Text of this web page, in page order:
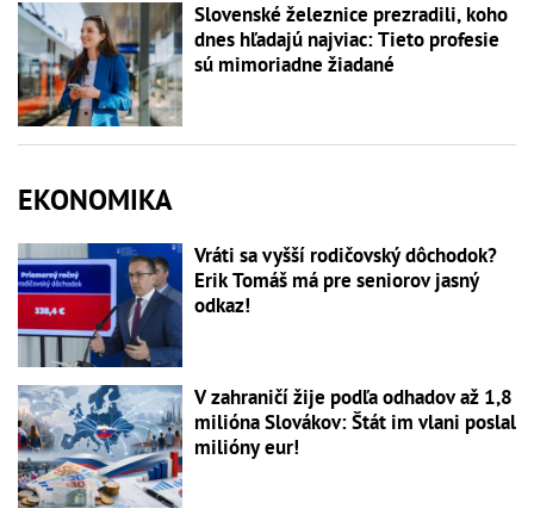
Slovenské železnice prezradili, koho
dnes hľadajú najviac: Tieto profesie
sú mimoriadne žiadané
EKONOMIKA
Vráti sa vyšší rodičovský dôchodok?
Erik Tomáš má pre seniorov jasný
odkaz!
V zahraničí žije podľa odhadov až 1,8
milióna Slovákov: Štát im vlani poslal
milióny eur!